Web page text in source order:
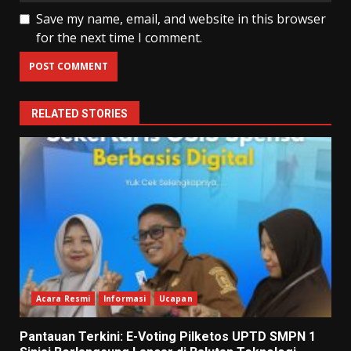
Save my name, email, and website in this browser
for the next time I comment.
RELATED STORIES
Acara Resmi Informasi Ucapan
Pantauan Terkini: E-Voting Pilketos UPTD SMPN 1